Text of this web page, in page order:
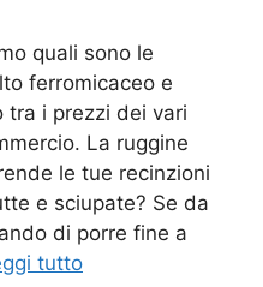
quali sono le
ferromicaceo e
tra i prezzi dei vari
La ruggine
le tue recinzioni
e sciupate? Se da
di porre fine a
tutto